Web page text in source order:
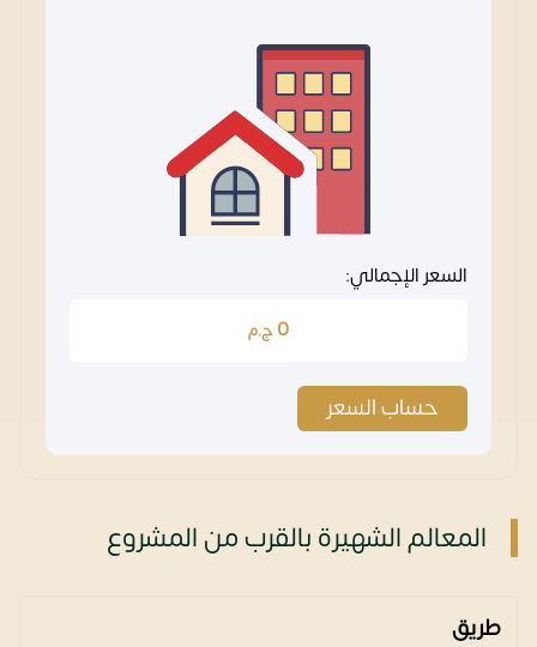
السعر الإجمالي:
0 ج.م
حساب السعر
المعالم الشهيرة بالقرب من المشروع
طريق